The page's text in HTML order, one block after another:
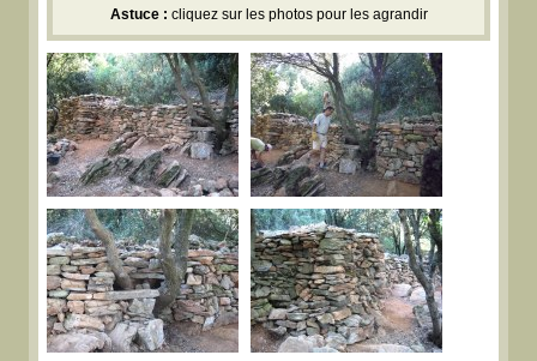
Astuce : cliquez sur les photos pour les agrandir